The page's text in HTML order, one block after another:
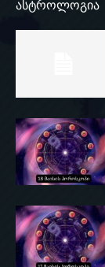
ასტროლოგია